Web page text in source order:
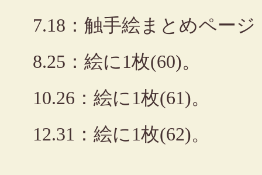
7.18：触手絵まとめペー
8.25：絵に1枚(60)。
10.26：絵に1枚(61)。
12.31：絵に1枚(62)。